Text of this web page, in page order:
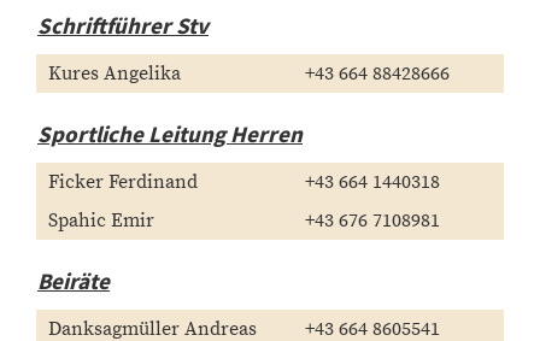
Schriftführer Stv
Kures Angelika +43 664 88428666
Sportliche Leitung Herren
Ficker Ferdinand
+43 664 1440318
Spahic Emir
+43 676 7108981
Beiräte
Danksagmüller Andreas
+43 664 8605541